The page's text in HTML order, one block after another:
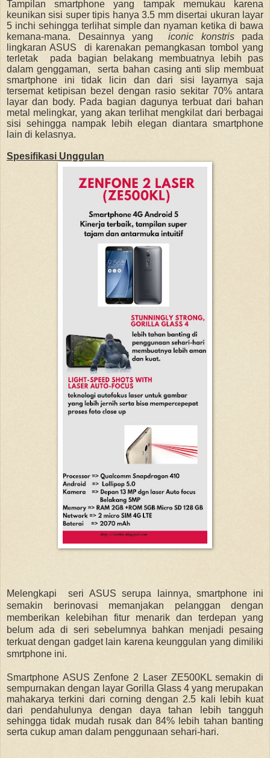
Tampilan smartphone yang tampak memukau karena
keunikan sisi super tipis hanya 3.5 mm disertai ukuran layar
5 inchi sehingga terlihat simple dan nyaman ketika di bawa
kemana-mana. Desainnya yang
iconic konstrispada
lingkaran ASUS di karenakan pemangkasan tombol yang
terletak pada bagian belakang membuatnya lebih pas
dalam genggaman, serta bahan casing anti slip membuat
smartphone ini tidak licin dan dari sisi layarnya saja
tersemat ketipisan bezel dengan rasio sekitar 70% antara
layar dan body. Pada bagian dagunya terbuat dari bahan
metal melingkar, yang akan terlihat mengkilat dari berbagai
sisi sehingga nampak lebih elegan diantara smartphone
lain di kelasnya.
Spesifikasi Unggulan
Melengkapi seri ASUS serupa lainnya, smartphone ini
semakin berinovasi memanjakan pelanggan dengan
memberikan kelebihan fitur menarik dan terdepan yang
belum ada di seri sebelumnya bahkan menjadi pesaing
terkuat dengan gadget lain karena keunggulan yang dimiliki
smrtphone ini.
Smartphone ASUS Zenfone 2 Laser ZE500KL semakin di
sempurnakan dengan layar Gorilla Glass 4 yang merupakan
mahakarya terkini dari corning dengan 2.5 kali lebih kuat
dari pendahulunya dengan daya tahan lebih tangguh
sehingga tidak mudah rusak dan 84% lebih tahan banting
serta cukup aman dalam penggunaan sehari-hari.